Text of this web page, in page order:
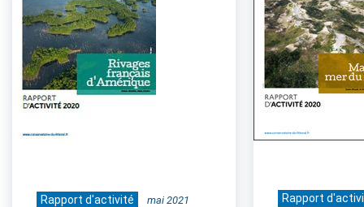
Rapport d'activité mai 2021 Rapport